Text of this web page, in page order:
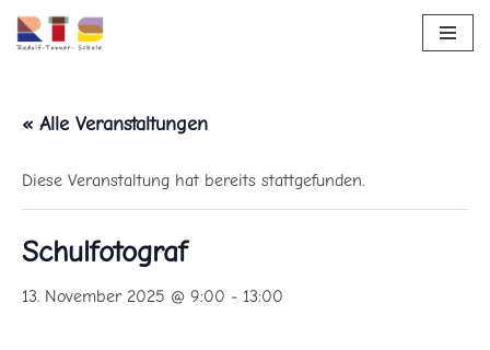
springen
« Alle Veranstaltungen
Diese Veranstaltung hat bereits stattgefunden.
Schulfotograf
13. November 2025 @ 9:00 - 13:00